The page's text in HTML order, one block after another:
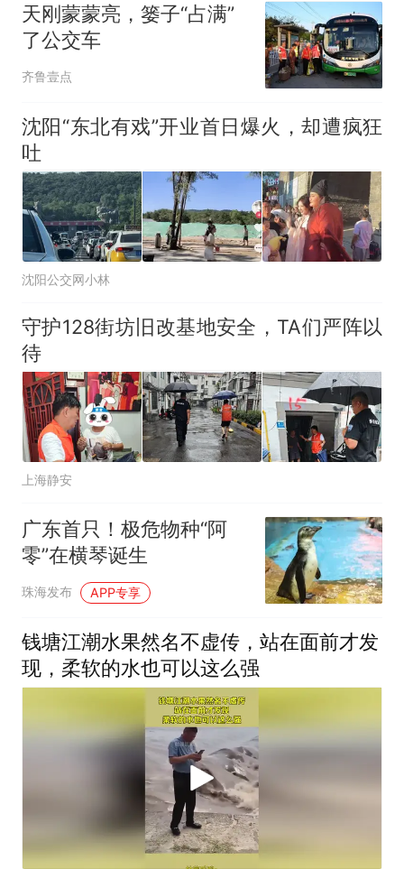
天刚蒙蒙亮，篓子“占满”
了公交车
齐鲁壹点
沈阳“东北有戏”开业首日爆火，却遭疯狂
吐
沈阳公交网小林
守护128街坊旧改基地安全，TA们严阵以
待
上海静安
广东首只！极危物种“阿
零”在横琴诞生
珠海发布 APP专享
钱塘江潮水果然名不虚传，站在面前才发
现，柔软的水也可以这么强